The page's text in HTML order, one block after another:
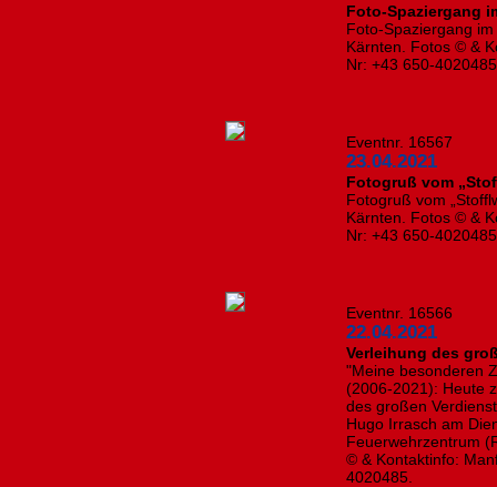
Foto-Spaziergang
Foto-Spaziergang
Kärnten. Fotos © &
Nr: +43 650-
Eventnr. 16567
23.04.2021
Fotogruß vom
Fotogruß vom
Kärnten. Fotos © &
Nr: +43 650-
Eventnr. 16566
22.04.2021
Verleihung des
"Meine besonderen
(2006-2021): Heute
des großen
Hugo Irrasch am
Feuerwehrzentrum
© & Kontaktinfo:
4020485.